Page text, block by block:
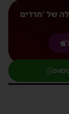
של 'חרדים